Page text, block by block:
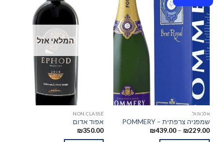
אלכוהול
שמפניה צרפתית – POMMERY
₪229.00
–
₪439.00
המלאי אזל
NON CLASSÉ
אפוד אדום
₪350.00